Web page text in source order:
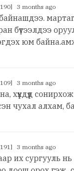
3 months ago
бүтээлдээ
юм
3 months ago
хүүхдүүд
чухал алхам,
3 months ago
их сургууль